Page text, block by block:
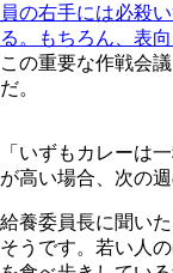
員の右手には必殺
る。もちろん、表
この重要な作戦会
だ。
「いずもカレーは
が高い場合、次の
給養委員長に聞い
そうです。若い人